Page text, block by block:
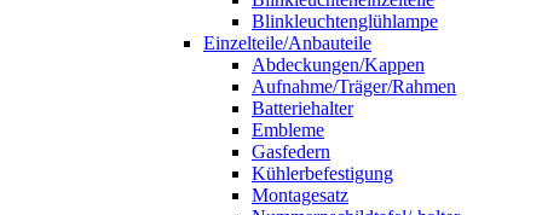
Blinkleuchtenglühlampe
Einzelteile/Anbauteile
Abdeckungen/Kappen
Aufnahme/Träger/Rahmen
Batteriehalter
Embleme
Gasfedern
Kühlerbefestigung
Montagesatz